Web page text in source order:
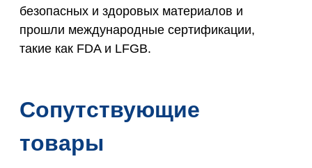
безопасных и здоровых материалов и
прошли международные сертификации,
такие как FDA и LFGB.
Сопутствующие
товары